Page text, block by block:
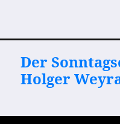
Der
Holger